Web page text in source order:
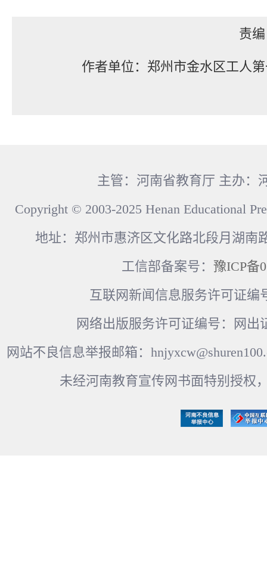
责
作者单位：郑州市金水区工人
主管：河南省教育厅 主办：
Copyright © 2003-2025 Henan Educational
地址：郑州市惠济区文化路北段月湖南
工信部备案号： 豫ICP备
互联网新闻信息服务许可证编
网络出版服务许可证编号：网出
网站不良信息举报邮箱：
未经河南教育宣传网书面特别授权